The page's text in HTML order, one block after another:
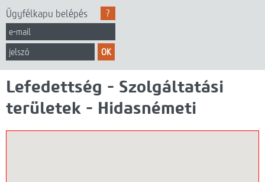
?
Ügyfélkapu belépés
OK
TV
Egyéb szolgáltatások
Hírek
Gyik
Céginfó
Lefedettség - Szolgáltatási
területek - Hidasnémeti